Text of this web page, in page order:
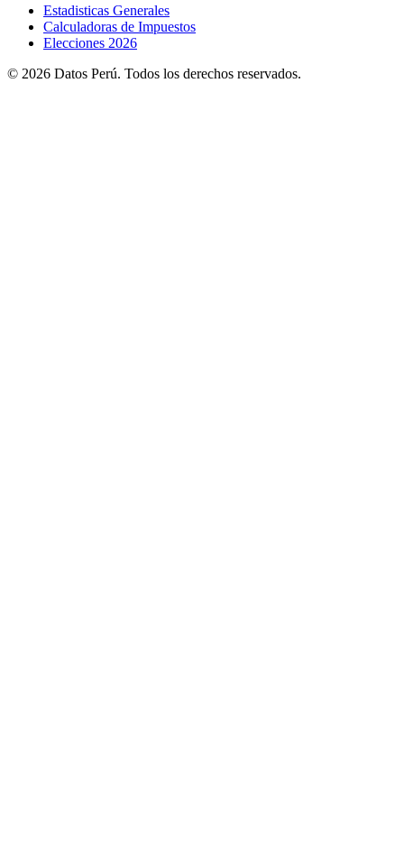
Estadisticas Generales
Calculadoras de Impuestos
Elecciones 2026
© 2026 Datos Perú. Todos los derechos reservados.